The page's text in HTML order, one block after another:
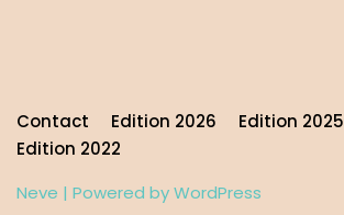
Contact Edition 2026 Edition 2025
Edition 2022
Neve | Powered byWordPress